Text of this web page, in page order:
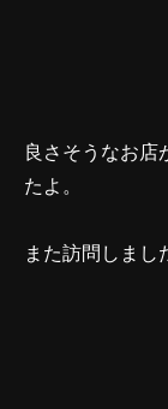
良さそうなお店
たよ。
また訪問しまし